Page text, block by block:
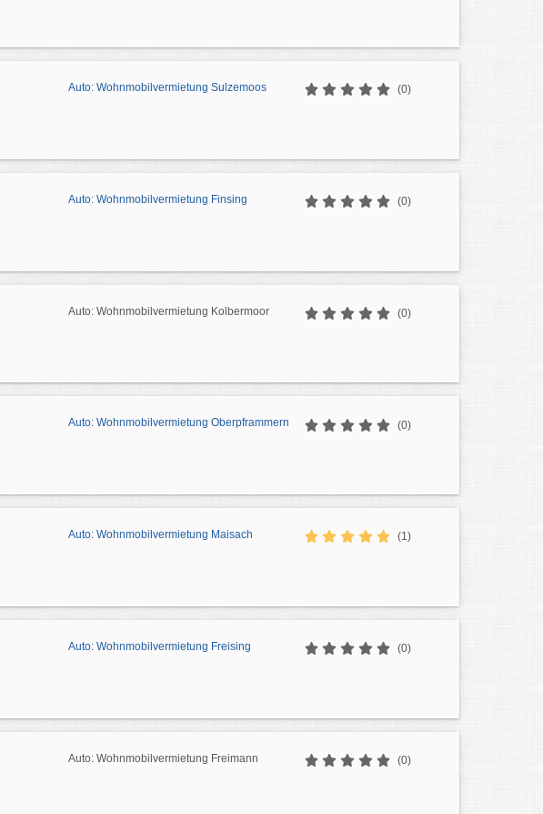
Auto: Wohnmobilvermietung Sulzemoos (0)
Auto: Wohnmobilvermietung Finsing (0)
Auto: Wohnmobilvermietung Kolbermoor (0)
Auto: Wohnmobilvermietung Oberpframmern (0)
Auto: Wohnmobilvermietung Maisach (1)
Auto: Wohnmobilvermietung Freising (0)
Auto: Wohnmobilvermietung Freimann (0)